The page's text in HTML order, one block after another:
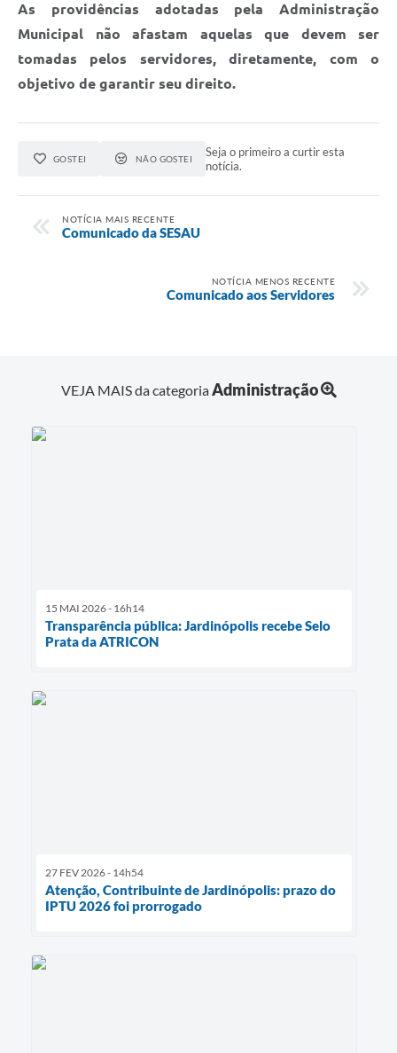
As providências adotadas pela Administração
Municipal não afastam aquelas que devem ser
tomadas pelos servidores, diretamente, com o
objetivo de garantir seu direito.
GOSTEI NÃO GOSTEI
Seja o primeiro a curtir esta
notícia.
NOTÍCIA MAIS RECENTE
Comunicado da SESAU
NOTÍCIA MENOS RECENTE
Comunicado aos Servidores
VEJA MAIS da categoriaAdministração
15 MAI 2026 - 16h14
Transparência pública: Jardinópolis recebe Selo
Prata da ATRICON
27 FEV 2026 - 14h54
Atenção, Contribuinte de Jardinópolis: prazo do
IPTU 2026 foi prorrogado